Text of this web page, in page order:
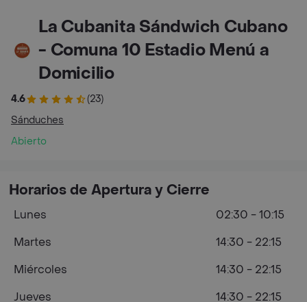
La Cubanita Sándwich Cubano
- Comuna 10 Estadio Menú a
Domicilio
4.6
(23)
Sánduches
Abierto
Horarios de Apertura y Cierre
Lunes
02:30 - 10:15
Martes
14:30 - 22:15
Miércoles
14:30 - 22:15
Jueves
14:30 - 22:15